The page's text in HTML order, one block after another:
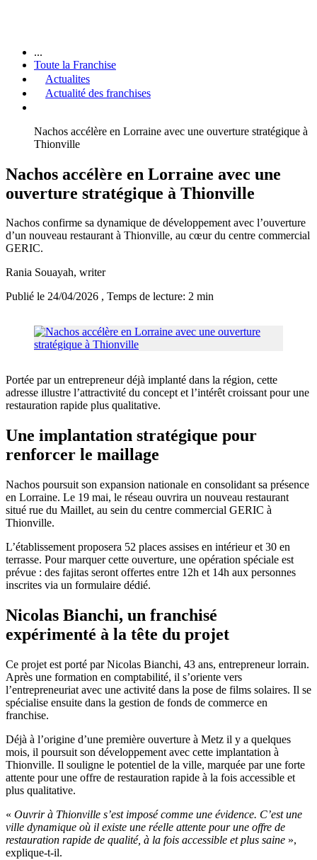
...
Toute la Franchise
Actualites
Actualité des franchises
Nachos accélère en Lorraine avec une ouverture stratégique à
Thionville
Nachos accélère en Lorraine avec une
ouverture stratégique à Thionville
Nachos confirme sa dynamique de développement avec l’ouverture
d’un nouveau restaurant à Thionville, au cœur du centre commercial
GERIC.
Rania Souayah, writer
Publié le 24/04/2026 , Temps de lecture: 2 min
Portée par un entrepreneur déjà implanté dans la région, cette
adresse illustre l’attractivité du concept et l’intérêt croissant pour une
restauration rapide plus qualitative.
Une implantation stratégique pour
renforcer le maillage
Nachos poursuit son expansion nationale en consolidant sa présence
en Lorraine. Le 19 mai, le réseau ouvrira un nouveau restaurant
situé rue du Maillet, au sein du centre commercial GERIC à
Thionville.
L’établissement proposera 52 places assises en intérieur et 30 en
terrasse. Pour marquer cette ouverture, une opération spéciale est
prévue : des fajitas seront offertes entre 12h et 14h aux personnes
inscrites via un formulaire dédié.
Nicolas Bianchi, un franchisé
expérimenté à la tête du projet
Ce projet est porté par Nicolas Bianchi, 43 ans, entrepreneur lorrain.
Après une formation en comptabilité, il s’oriente vers
l’entrepreneuriat avec une activité dans la pose de films solaires. Il se
spécialise ensuite dans la gestion de fonds de commerce en
franchise.
Déjà à l’origine d’une première ouverture à Metz il y a quelques
mois, il poursuit son développement avec cette implantation à
Thionville. Il souligne le potentiel de la ville, marquée par une forte
attente pour une offre de restauration rapide à la fois accessible et
plus qualitative.
« Ouvrir à Thionville s’est imposé comme une évidence. C’est une
ville dynamique où il existe une réelle attente pour une offre de
restauration rapide de qualité, à la fois accessible et plus saine »,
explique-t-il.